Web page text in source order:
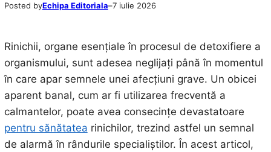
Posted byEchipa Editoriala–7 iulie 2026
Rinichii, organe esențiale în procesul de detoxifiere a
organismului, sunt adesea neglijați până în momentul
în care apar semnele unei afecțiuni grave. Un obicei
aparent banal, cum ar fi utilizarea frecventă a
calmantelor, poate avea consecințe devastatoare
pentru sănătatea rinichilor, trezind astfel un semnal
de alarmă în rândurile specialiștilor. În acest articol,